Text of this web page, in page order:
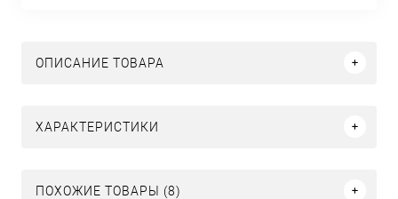
ОПИСАНИЕ ТОВАРА
ХАРАКТЕРИСТИКИ
ПОХОЖИЕ ТОВАРЫ (8)